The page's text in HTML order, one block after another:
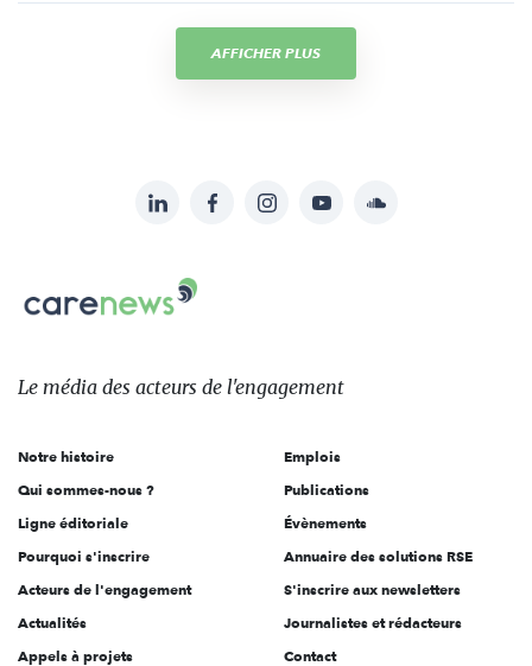
AFFICHER PLUS
sur:
LinkedInFacebookInstagramYouTubeSoundcloud
Le
des
l'engagement
Le média des acteurs de l'engagement
Notre histoire
Qui sommes-nous ?
Ligne éditoriale
Pourquoi s'inscrire
Acteurs de l'engagement
Actualités
Appels à projets
Emplois
Publications
Évènements
Annuaire des solutions RSE
S'inscrire aux newsletters
Journalistes et rédacteurs
Contact